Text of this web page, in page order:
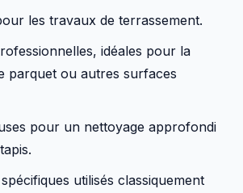
les travaux de terrassement.
idéales pour la
parquet ou autres surfaces
pour un nettoyage approfondi
utilisés classiquement